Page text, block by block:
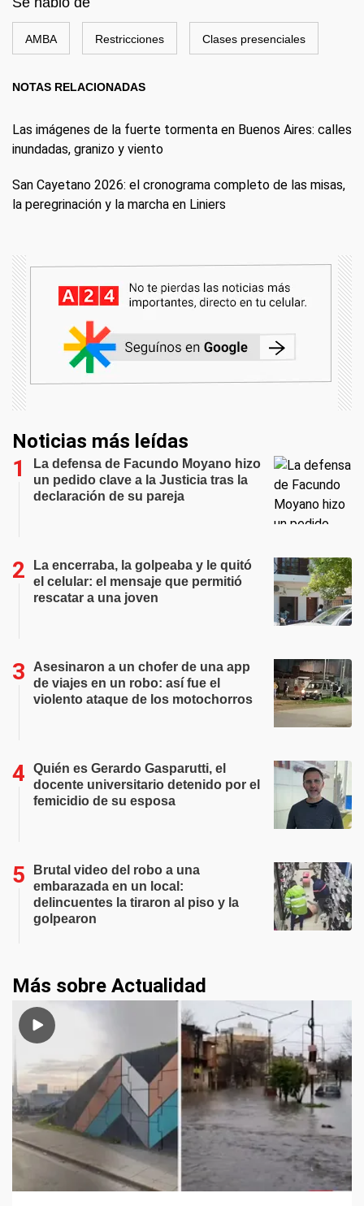
AMBA Restricciones Clases presenciales
NOTAS RELACIONADAS
Las imágenes de la fuerte tormenta en Buenos Aires: calles
inundadas, granizo y viento
San Cayetano 2026: el cronograma completo de las misas,
la peregrinación y la marcha en Liniers
Noticias más leídas
La defensa de Facundo Moyano hizo
un pedido clave a la Justicia tras la
declaración de su pareja
La encerraba, la golpeaba y le quitó
el celular: el mensaje que permitió
rescatar a una joven
Asesinaron a un chofer de una app
de viajes en un robo: así fue el
violento ataque de los motochorros
Quién es Gerardo Gasparutti, el
docente universitario detenido por el
femicidio de su esposa
Brutal video del robo a una
embarazada en un local:
delincuentes la tiraron al piso y la
golpearon
Más sobre Actualidad